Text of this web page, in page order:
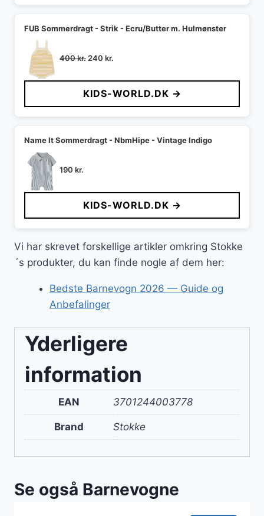
FUB Sommerdragt - Strik - Ecru/Butter m. Hulmønster
400kr. Den
pris
var:
400 kr..
240 kr.
pris
er:
240 kr..
KIDS-WORLD.DK →
Name It Sommerdragt - NbmHipe - Vintage Indigo
190 kr.
KIDS-WORLD.DK →
Vi har skrevet forskellige artikler omkring Stokke
´s produkter, du kan finde nogle af dem her:
Bedste Barnevogn 2026 — Guide og
Anbefalinger
Yderligere
information
EAN 3701244003778
Brand Stokke
Se også Barnevogne